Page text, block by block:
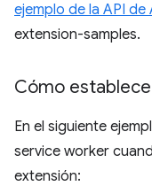
ejemplo de la API de
extension-samples.
Cómo
En el siguiente
service worker
extensión: